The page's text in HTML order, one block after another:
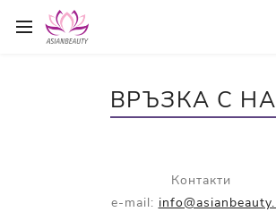
ВРЪЗКА С
Контакти
e-mail: